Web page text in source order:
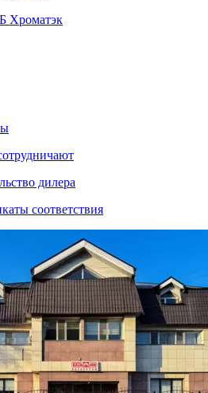
Хроматэк
дилера
соответствия